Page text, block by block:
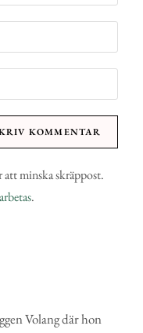
minska skräppost.
.
Volang där hon